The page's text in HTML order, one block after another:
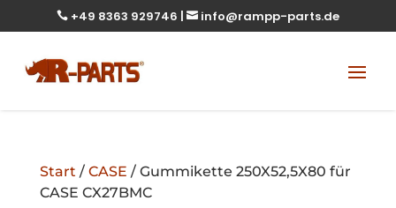
 +49 8363 929746 |  info@rampp-parts.de
Start / CASE / Gummikette 250X52,5X80 für
CASE CX27BMC